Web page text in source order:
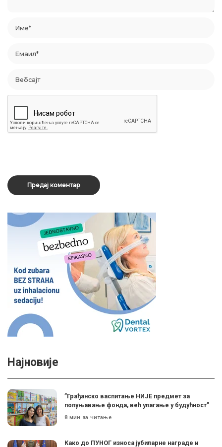
Најновије
”Грађанско васпитање НИЈЕ предмет за
попуњавање фонда, већ улагање у будућност”
8 мин за читање
Како до ПУНОГ износа јубиларне награде и